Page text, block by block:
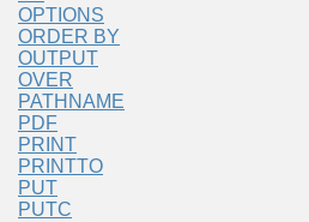
OPTIONS
ORDER BY
OUTPUT
OVER
PATHNAME
PDF
PRINT
PRINTTO
PUT
PUTC